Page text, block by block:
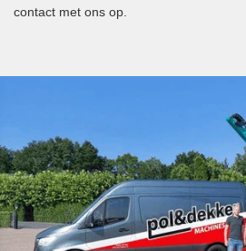
contact met ons op.